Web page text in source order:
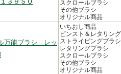
スクロールブラシ
その他ブラシ
オリジナル商品
万能ブラシ レッ
いちおし商品
ピンスト＆レタリン
ストライピングブラシ
レタリングブラシ
スクロールブラシ
その他ブラシ
オリジナル商品